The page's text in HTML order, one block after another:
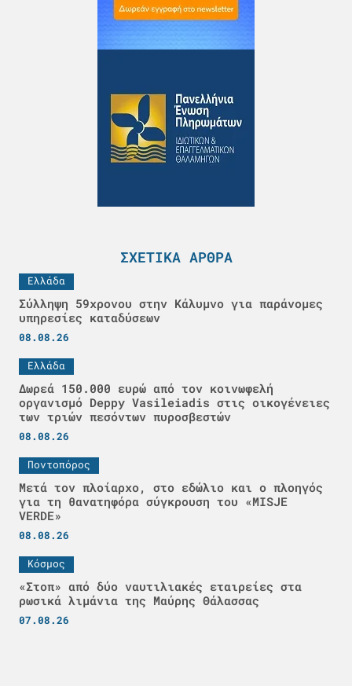
ΣΧΕΤΙΚΆ ΆΡΘΡΑ
Ελλάδα
Σύλληψη 59χρονου στην Κάλυμνο για παράνομες
υπηρεσίες καταδύσεων
08.08.26
Ελλάδα
Δωρεά 150.000 ευρώ από τον κοινωφελή
οργανισμό Deppy Vasileiadis στις οικογένειες
των τριών πεσόντων πυροσβεστών
08.08.26
Ποντοπόρος
Μετά τον πλοίαρχο, στο εδώλιο και ο πλοηγός
για τη θανατηφόρα σύγκρουση του «MISJE
VERDE»
08.08.26
Κόσμος
«Στοπ» από δύο ναυτιλιακές εταιρείες στα
ρωσικά λιμάνια της Μαύρης Θάλασσας
07.08.26